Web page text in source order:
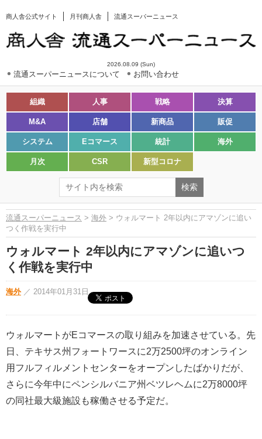
商人舎公式サイト 月刊商人舎 流通スーパーニュース
2026.08.09 (Sun)
流通スーパーニュースについて お問い合わせ
組織 人事 戦略 決算
M&A 店舗 新商品 販促
システム Eコマース 統計 海外
月次 CSR 新型コロナ
流通スーパーニュース > 海外 > ウォルマート 2年以内にアマゾンに追い
つく作戦を実行中
ウォルマート 2年以内にアマゾンに追いつ
く作戦を実行中
海外 ／ 2014年01月31日
ウォルマートがEコマースの取り組みを加速させている。先
日、テキサス州フォートワースに2万2500坪のオンライン
用フルフィルメントセンターをオープンしたばかりだが、
さらに今年中にペンシルバニア州ベツレヘムに2万8000坪
の同社最大級施設も稼働させる予定だ。